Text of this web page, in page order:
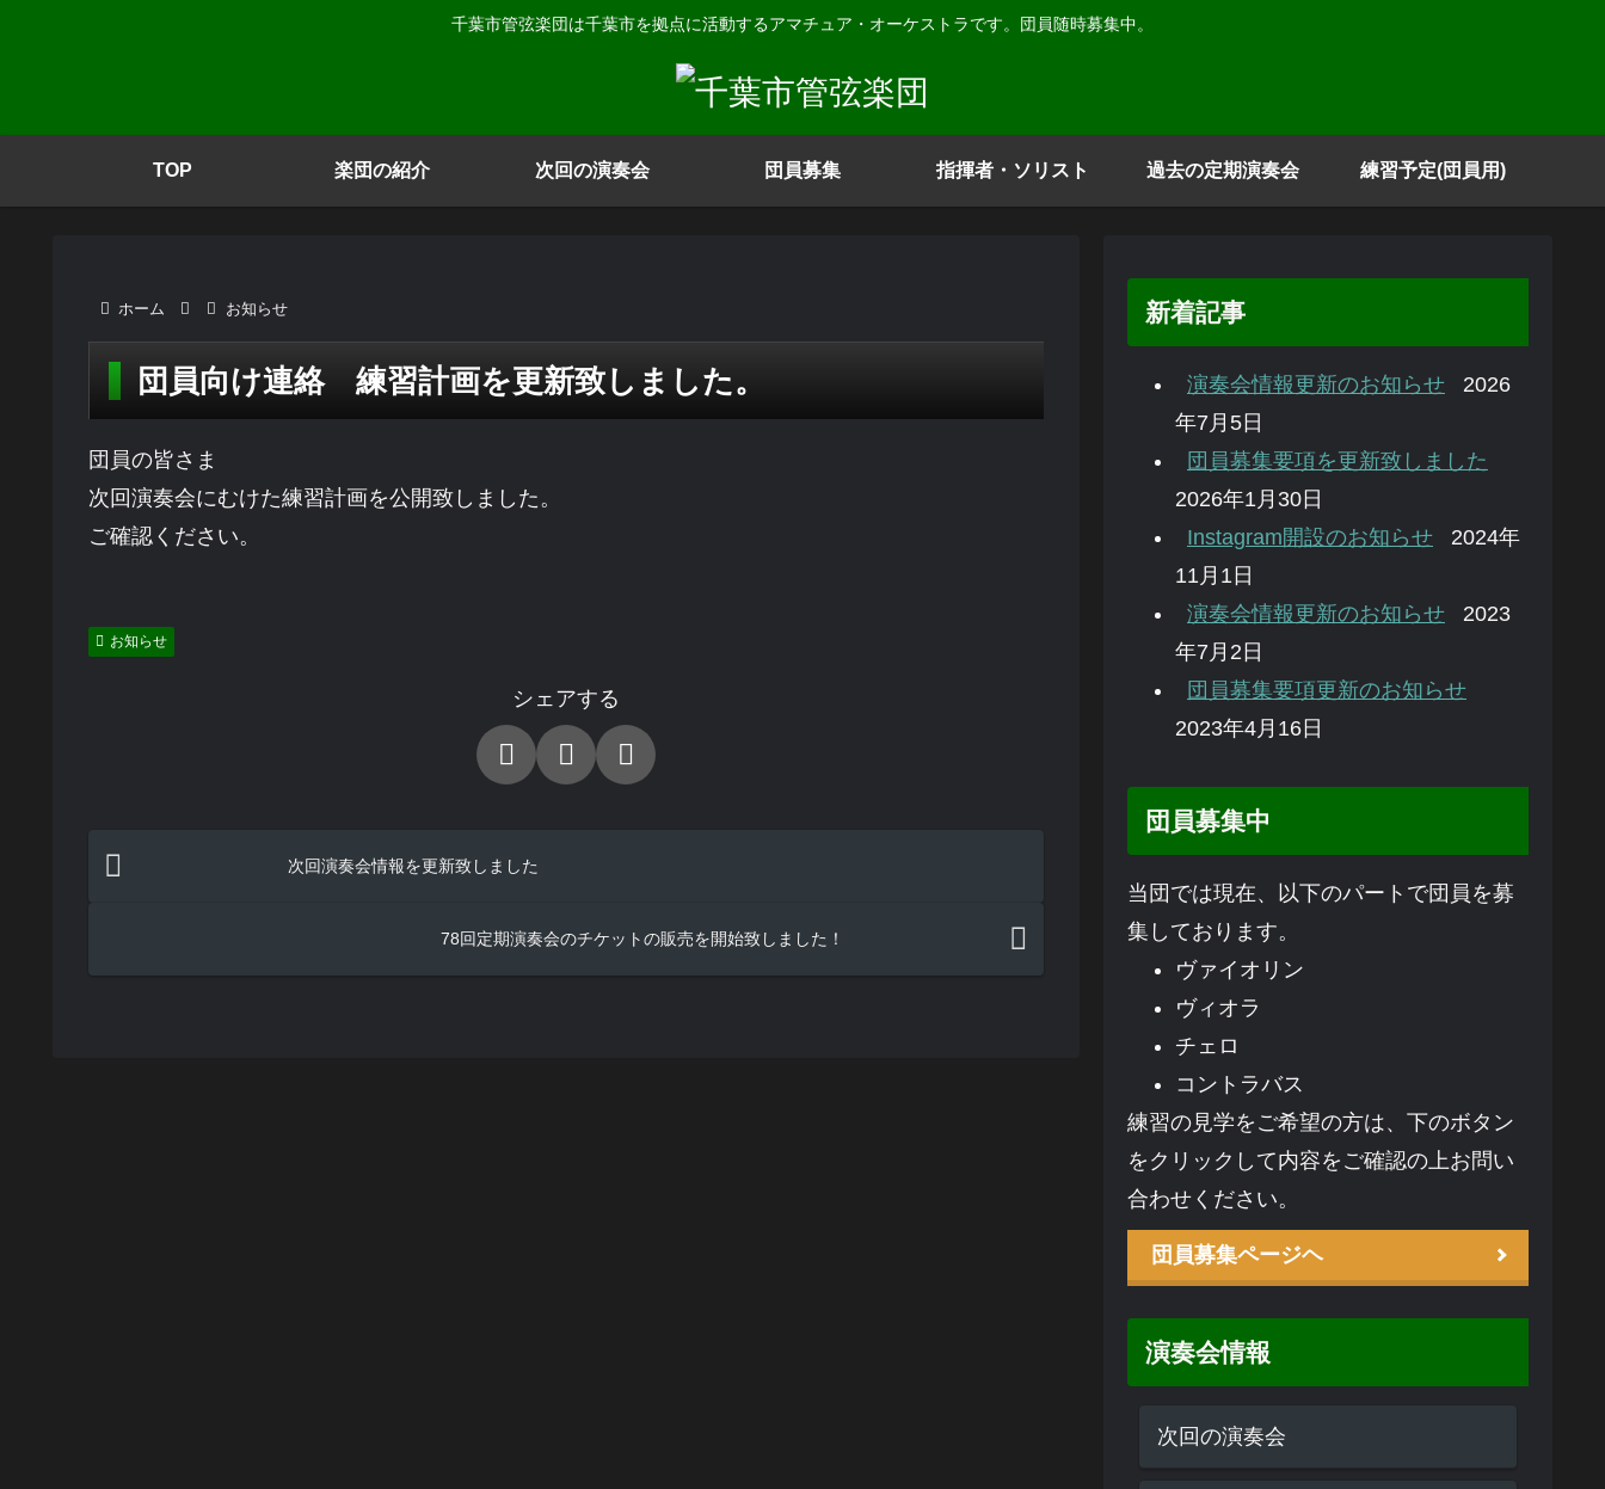
千葉市管弦楽団は千葉市を拠点に活動するアマチュア・オーケストラです。団員随時募集中。
TOP 楽団の紹介 次回の演奏会 団員募集 指揮者・ソリスト 過去の定期演奏会 練習予定(団員用)
ホーム お知らせ
団員向け連絡 練習計画を更新致しました。
団員の皆さま
次回演奏会にむけた練習計画を公開致しました。
ご確認ください。
お知らせ
シェアする
次回演奏会情報を更新致しました
78回定期演奏会のチケットの販売を開始致しました！
新着記事
演奏会情報更新のお知らせ
2026
年7月5日
団員募集要項を更新致しました
2026年1月30日
Instagram開設のお知らせ
2024年
11月1日
演奏会情報更新のお知らせ
2023
年7月2日
団員募集要項更新のお知らせ
2023年4月16日
団員募集中
当団では現在、以下のパートで団員を募
集しております。
ヴァイオリン
ヴィオラ
チェロ
コントラバス
練習の見学をご希望の方は、下のボタン
をクリックして内容をご確認の上お問い
合わせください。
団員募集ページヘ
演奏会情報
次回の演奏会